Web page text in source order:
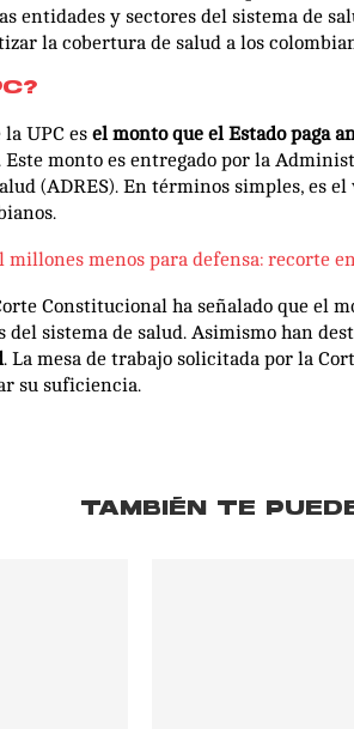
entidades y sectores del sistema de
la cobertura de salud a los
UPC es el monto que el Estado paga
monto es entregado por la
(ADRES). En términos simples, es
millones menos para defensa: recorte
Constitucional ha señalado que el
del sistema de salud. Asimismo han
. La mesa de trabajo solicitada por la
su suficiencia.
TAMBIÉN TE